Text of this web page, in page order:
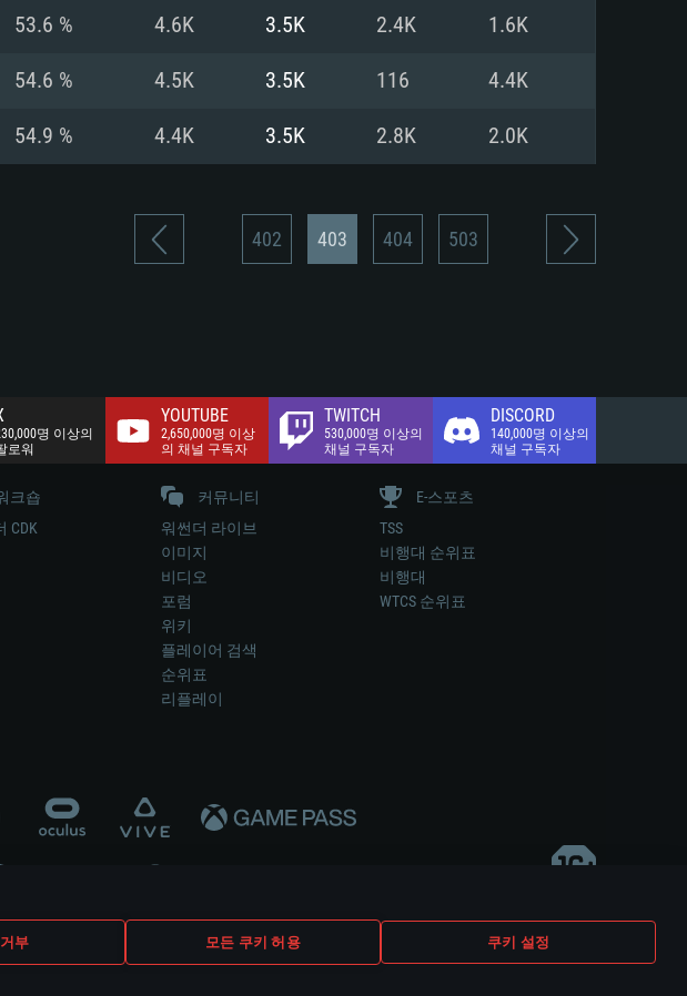
부 모든 쿠키 허용 쿠키 설정
저장 공간: 62.2 GB (전체 클라이언트)
53.6 % 4.6K 3.5K 2.4K 1.6K
54.6 % 4.5K 3.5K 116 4.4K
54.9 % 4.4K 3.5K 2.8K 2.0K
402 403 404 503
명 이상의
로워
YOUTUBE
2,650,000명 이상
의 채널 구독자
TWITCH
530,000명 이상의
채널 구독자
DISCORD
140,000명 이상의
채널 구독자
크숍
CDK
커뮤니티
워썬더 라이브
이미지
비디오
포럼
위키
플레이어 검색
순위표
리플레이
E-스포츠
TSS
비행대 순위표
비행대
WTCS 순위표
는 홍보에 참여하지 않습니다..